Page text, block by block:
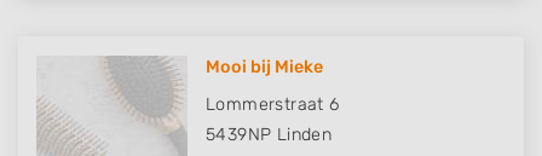
Mooi bij Mieke
Lommerstraat 6
5439NP Linden